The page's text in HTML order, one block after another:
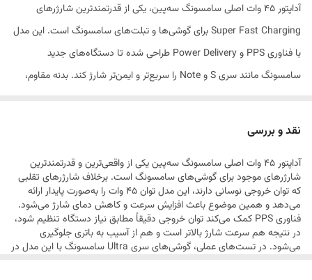
مناسب برای
سری‌های Galaxy S21/S22/S23/S24 Ultra و
مدل‌های پشتیبانی‌کننده از 45W
آداپتور 45 وات اصلی سامسونگ سه‌پین، یکی از قدرتمندترین شارژرهای
Super Fast Charging برای گوشی‌ها و تبلت‌های سامسونگ است. این مدل
با فناوری PPS و Power Delivery طراحی شده تا دستگاه‌های جدید
سامسونگ مانند سری S و Note را سریع‌تر و ایمن‌تر شارژ کند. بدنه مقاوم،
برای دستگاه سامسونگی خود هستید، این مدل بهترین انتخاب است.
نقد و بررسی
آداپتور 45 وات اصلی سامسونگ سه‌پین یکی از واقعی‌ترین و قدرتمندترین
شارژرهای موجود برای گوشی‌های سامسونگ است. برخلاف شارژرهای تقلبی
که توان خروجی نوسانی دارند، این مدل توان 45 وات را به‌صورت پایدار ارائه
می‌دهد و همین موضوع باعث افزایش سرعت و کاهش دمای شارژ می‌شود.
فناوری PPS کمک می‌کند توان خروجی دقیقاً مطابق نیاز دستگاه تنظیم شود،
در نتیجه هم سرعت شارژ بالاتر است و هم از آسیب به باتری جلوگیری
می‌شود. در تست‌های عملی، گوشی‌های سری Ultra سامسونگ با این مدل در